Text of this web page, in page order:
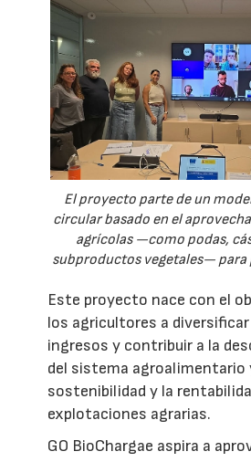
El proyecto parte de un
circular basado en el
agrícolas —como podas,
subproductos vegetales—
Este proyecto nace con el
los agricultores a
ingresos y contribuir a la
del sistema agroalimentario
sostenibilidad y la
explotaciones agrarias.
GO BioChargae aspira a